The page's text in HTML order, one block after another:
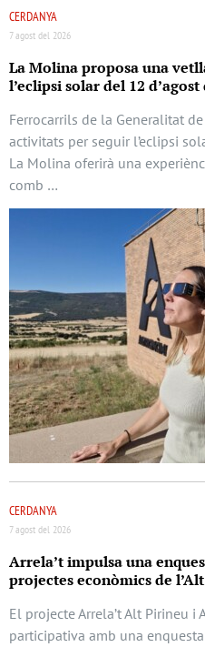
CERDANYA
7 agost del 2026
La Molina proposa una
l’eclipsi solar del 12
Ferrocarrils de la Generalitat
activitats per seguir l’eclipsi
La Molina oferirà una
comb …
CERDANYA
7 agost del 2026
Arrela’t impulsa una
projectes econòmics de
El projecte Arrela’t Alt Pirineu
participativa amb una